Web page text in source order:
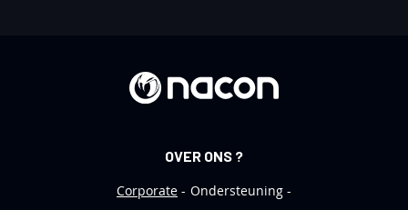
OVER ONS ?
Corporate
Ondersteuning